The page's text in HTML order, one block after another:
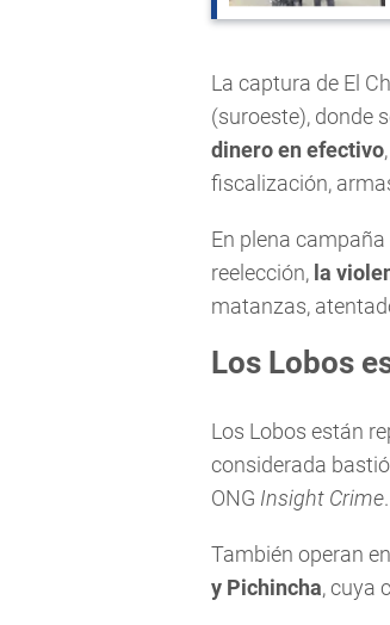
La captura de El
(suroeste), donde
dinero en efectivo
fiscalización,
En plena
reelección, la
matanzas,
Los Lobos
Los Lobos están
considerada
ONG Insight Crime.
También operan
y Pichincha, cuya